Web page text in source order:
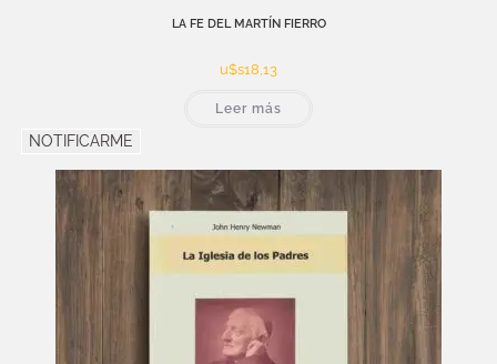
LA FE DEL MARTÍN FIERRO
u$s18,13
Leer más
NOTIFICARME